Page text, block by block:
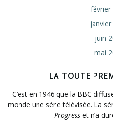
février
janvier
juin
mai
LA TOUTE
C’est en 1946 que la BBC
monde une série télévisée. La
Progresset n’a